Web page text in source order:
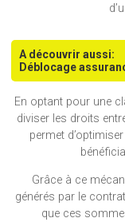
A découvrir aussi:
Déblocage
En optant pour une
diviser les droits
permet
Grâce à ce
générés par le
que ces